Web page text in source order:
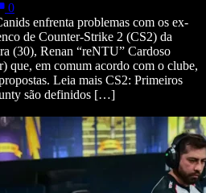
0
enfrenta problemas com os ex-
de Counter-Strike 2 (CS2) da
(30), Renan “reNTU” Cardoso
que, em comum acordo com o clube,
Leia mais CS2: Primeiros
são definidos […]